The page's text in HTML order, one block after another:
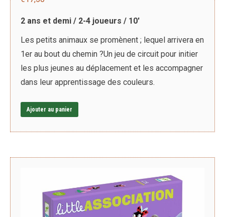
2 ans et demi / 2-4 joueurs / 10′
Les petits animaux se promènent ; lequel arrivera en
1er au bout du chemin ?Un jeu de circuit pour initier
les plus jeunes au déplacement et les accompagner
dans leur apprentissage des couleurs.
Ajouter au panier